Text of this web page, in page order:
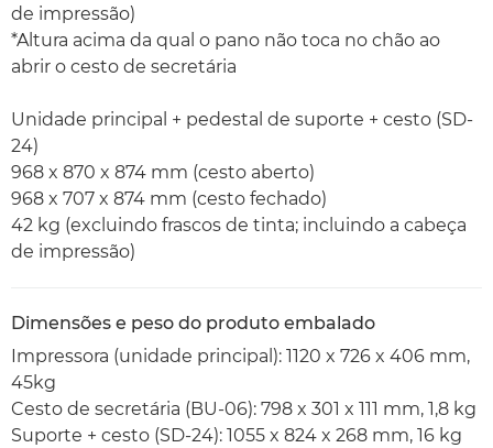
de impressão)
*Altura acima da qual o pano não toca no chão ao
abrir o cesto de secretária
Unidade principal + pedestal de suporte + cesto (SD-
24)
968 x 870 x 874 mm (cesto aberto)
968 x 707 x 874 mm (cesto fechado)
42 kg (excluindo frascos de tinta; incluindo a cabeça
de impressão)
Dimensões e peso do produto embalado
Impressora (unidade principal): 1120 x 726 x 406 mm,
45kg
Cesto de secretária (BU-06): 798 x 301 x 111 mm, 1,8 kg
Suporte + cesto (SD-24): 1055 x 824 x 268 mm, 16 kg